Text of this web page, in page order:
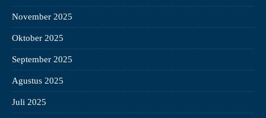
November 2025
Oktober 2025
September 2025
Agustus 2025
Juli 2025